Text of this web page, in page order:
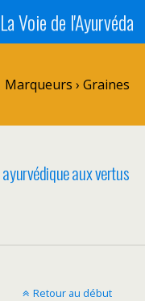
La Voie de l'Ayurvéda
Marqueurs › Graines
aux vertus
Retour au début